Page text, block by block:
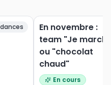
En novembre :
team "Je
ou "chocolat
chaud"
En cours